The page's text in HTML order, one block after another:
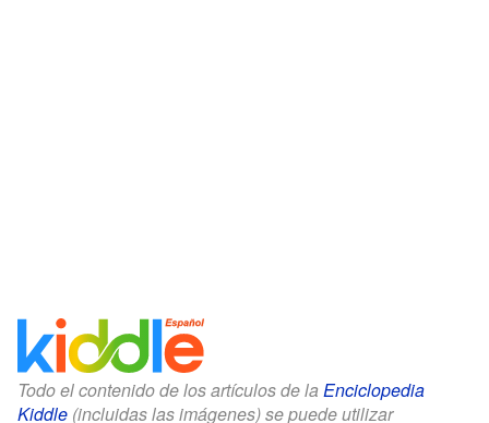
Todo el contenido de los artículos de la Enciclopedia
Kiddle (incluidas las imágenes) se puede utilizar